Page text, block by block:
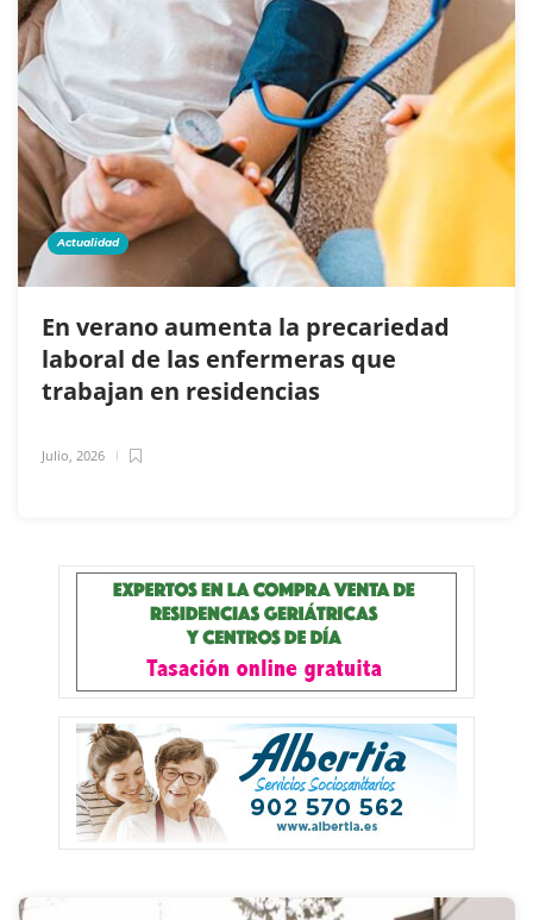
Actualidad
En verano aumenta la precariedad
laboral de las enfermeras que
trabajan en residencias
Julio, 2026